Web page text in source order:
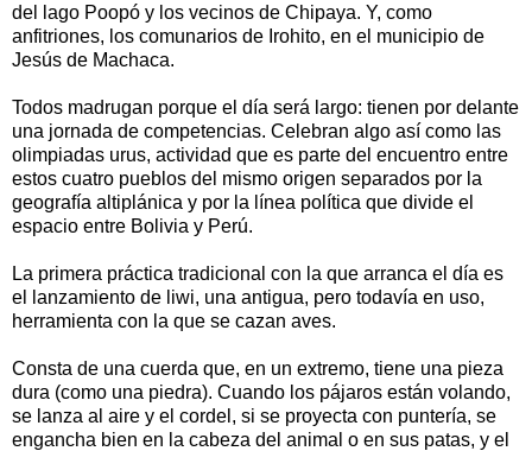
del lago Poopó y los vecinos de Chipaya. Y, como
anfitriones, los comunarios de Irohito, en el municipio de
Jesús de Machaca.
Todos madrugan porque el día será largo: tienen por delante
una jornada de competencias. Celebran algo así como las
olimpiadas urus, actividad que es parte del encuentro entre
estos cuatro pueblos del mismo origen separados por la
geografía altiplánica y por la línea política que divide el
espacio entre Bolivia y Perú.
La primera práctica tradicional con la que arranca el día es
el lanzamiento de liwi, una antigua, pero todavía en uso,
herramienta con la que se cazan aves.
Consta de una cuerda que, en un extremo, tiene una pieza
dura (como una piedra). Cuando los pájaros están volando,
se lanza al aire y el cordel, si se proyecta con puntería, se
engancha bien en la cabeza del animal o en sus patas, y el